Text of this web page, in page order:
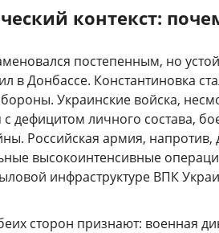
контекст:
постепенным, но
в Донбассе. Константиновка
Украинские войска,
с дефицитом личного состава,
Российская армия, напротив,
высокоинтенсивные
инфраструктуре ВПК
сторон признают: военная